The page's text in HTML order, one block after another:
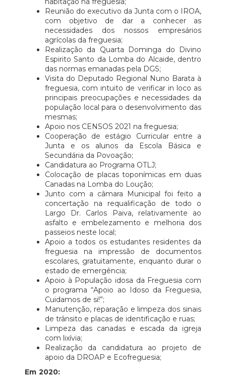
Reunião do executivo da Junta com o IROA,
com objetivo de dar a conhecer as
necessidades dos nossos empresários
agrícolas da freguesia;
Realização da Quarta Dominga do Divino
Espirito Santo da Lomba do Alcaide, dentro
das normas emanadas pela DGS;
Visita do Deputado Regional Nuno Barata à
freguesia, com intuito de verificar in loco as
principais preocupações e necessidades da
população local para o desenvolvimento das
mesmas;
Apoio nos CENSOS 2021 na freguesia;
Cooperação de estágio Curricular entre a
Junta e os alunos da Escola Básica e
Secundária da Povoação;
Candidatura ao Programa OTLJ;
Colocação de placas toponímicas em duas
Canadas na Lomba do Loução;
Junto com a câmara Municipal foi feito a
concertação na requalificação de todo o
Largo Dr. Carlos Paiva, relativamente ao
asfalto e embelezamento e melhoria dos
passeios neste local;
Apoio a todos os estudantes residentes da
freguesia na impressão de documentos
escolares, gratuitamente, enquanto durar o
estado de emergência;
Apoio à População idosa da Freguesia com
o programa “Apoio ao Idoso da Freguesia,
Cuidamos de si!”;
Manutenção, reparação e limpeza dos sinais
de trânsito e placas de identificação e ruas;
Limpeza das canadas e escada da igreja
com lixívia;
Realização da candidatura ao projeto de
apoio da DROAP e Ecofreguesia;
Em 2020: